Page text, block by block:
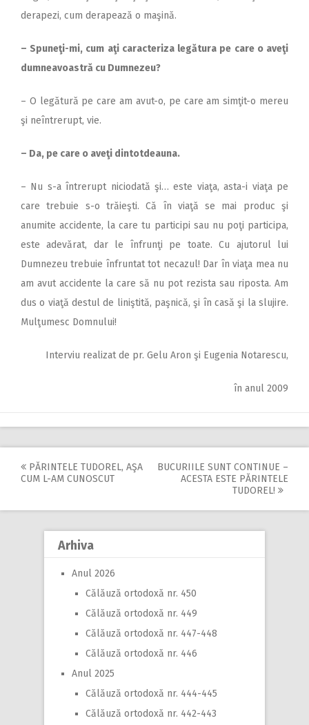
derapezi, cum derapează o maşină.
– Spuneţi-mi, cum aţi caracteriza legătura pe care o aveţi
dumneavoastră cu Dumnezeu?
– O legătură pe care am avut-o, pe care am simţit-o mereu
şi neîntrerupt, vie.
– Da, pe care o aveţi dintotdeauna.
– Nu s-a întrerupt niciodată şi… este viaţa, asta-i viaţa pe
care trebuie s-o trăieşti. Că în viaţă se mai produc şi
anumite accidente, la care tu participi sau nu poţi participa,
este adevărat, dar le înfrunţi pe toate. Cu ajutorul lui
Dumnezeu trebuie înfruntat tot necazul! Dar în viaţa mea nu
am avut accidente la care să nu pot rezista sau riposta. Am
dus o viaţă destul de liniştită, paşnică, şi în casă şi la slujire.
Mulţumesc Domnului!
Interviu realizat de pr. Gelu Aron şi Eugenia Notarescu,
în anul 2009
Post
navigation
PĂRINTELE TUDOREL, AŞA
CUM L-AM CUNOSCUT
BUCURIILE SUNT CONTINUE –
ACESTA ESTE PĂRINTELE
TUDOREL!
Arhiva
Anul 2026
Călăuză ortodoxă nr. 450
Călăuză ortodoxă nr. 449
Călăuză ortodoxă nr. 447-448
Călăuză ortodoxă nr. 446
Anul 2025
Călăuză ortodoxă nr. 444-445
Călăuză ortodoxă nr. 442-443